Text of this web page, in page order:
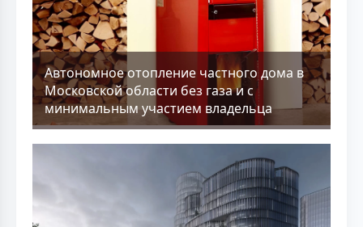
Aвтономное отопление частного дома в
Московской области без газа и с
минимальным участием владельца